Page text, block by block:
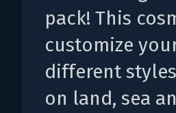
pack! This
customize
different
on land, sea